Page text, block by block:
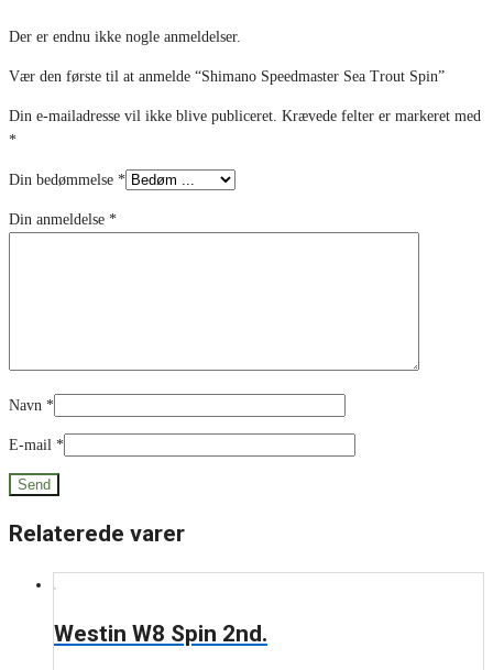
Der er endnu ikke nogle anmeldelser.
Vær den første til at anmelde “Shimano Speedmaster Sea Trout Spin”
Din e-mailadresse vil ikke blive publiceret. Krævede felter er markeret med
*
Din bedømmelse *
Din anmeldelse *
Navn *
E-mail *
Relaterede varer
Westin W8 Spin 2nd.